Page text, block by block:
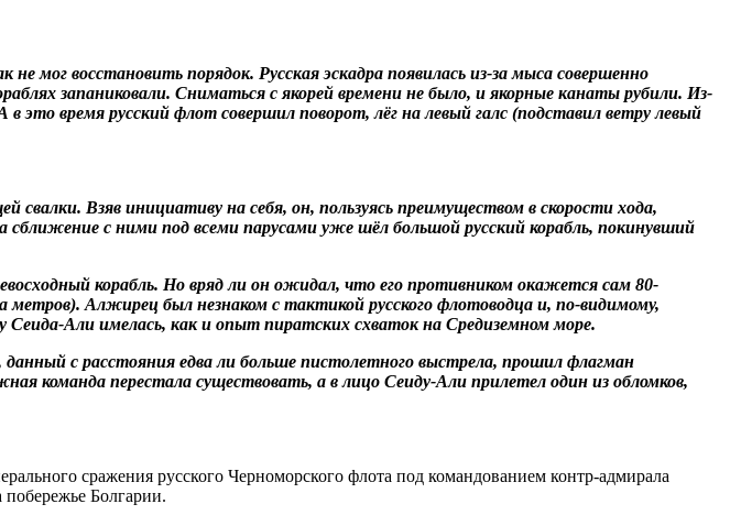
мог восстановить порядок. Русская эскадра появилась из-за мыса совершенно
запаниковали. Сниматься с якорей времени не было, и якорные канаты рубили. Из-
это время русский флот совершил поворот, лёг на левый галс (подставил ветру левый
Взяв инициативу на себя, он, пользуясь преимуществом в скорости хода,
с ними под всеми парусами уже шёл большой русский корабль, покинувший
корабль. Но вряд ли он ожидал, что его противником окажется сам 80-
Алжирец был незнаком с тактикой русского флотоводца и, по-видимому,
Али имелась, как и опыт пиратских схваток на Средиземном море.
данный с расстояния едва ли больше пистолетного выстрела, прошил флагман
команда перестала существовать, а в лицо Сеиду-Али прилетел один из обломков,
сражения русского Черноморского флота под командованием контр-адмирала
Болгарии.